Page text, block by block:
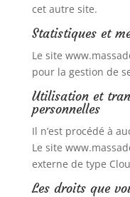
cet autre site.
Statistiques et
Le site
pour la gestion de
Utilisation et
personnelles
Il n’est procédé à
Le site
externe de type
Les droits que